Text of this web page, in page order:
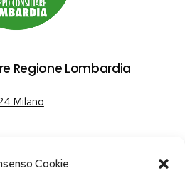
Cookie
Regione Lombardia
Milano
|Politica sui cookie